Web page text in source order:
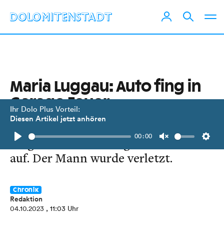
Ihr Dolo Plus Vorteil:
Diesen Artikel jetzt anhören
Play
00:00
Unmute
Maria Luggau: Auto fing in
Garage Feuer
Nach dem Startvorgang ging der
Wagen eines 62-Jährigen in Flammen
auf. Der Mann wurde verletzt.
Chronik
Redaktion
04.10.2023 , 11:03 Uhr